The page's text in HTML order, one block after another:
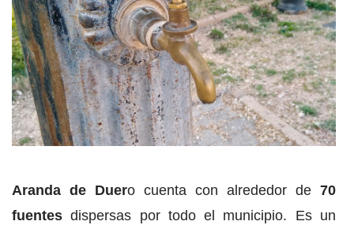
Aranda de Duero cuenta con alrededor de 70
fuentes dispersas por todo el municipio. Es un